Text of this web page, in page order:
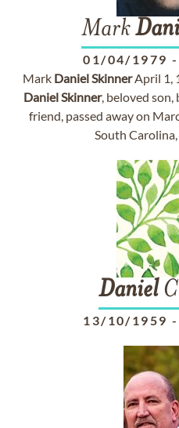
Mark
01/04/1979 -
Mark DanielSkinnerApril 1,
DanielSkinner, beloved son,
friend, passed away on
South
DanielC
13/10/1959 -